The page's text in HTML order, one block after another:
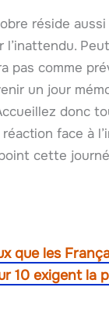
réside
l’inattendu.
pas comme
un jour
donc
face à
cette
que les
10 exigent la